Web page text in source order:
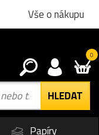
Vše o nákupu
0
Papíry